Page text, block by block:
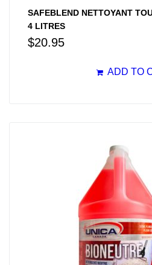
SAFEBLEND NETTOYANT
4 LITRES
$20.95
ADD TO